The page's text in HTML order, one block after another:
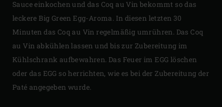
Sauce einkochen und das Coq au Vin bekommt so das
leckere Big Green Egg-Aroma. In diesen letzten 30
Minuten das Coq au Vin regelmäßig umrühren. Das Coq
au Vin abkühlen lassen und bis zur Zubereitung im
Kühlschrank aufbewahren. Das Feuer im EGG löschen
oder das EGG so herrichten, wie es bei der Zubereitung der
Paté angegeben wurde.